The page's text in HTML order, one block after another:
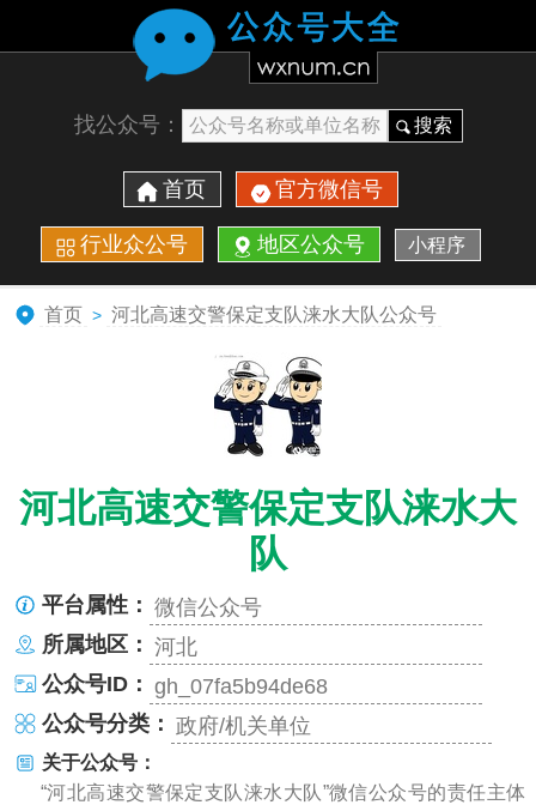
找公众号： 搜索
首页 官方微信号
行业众公号 地区公众号 小程序
首页 > 河北高速交警保定支队涞水大队公众号
河北高速交警保定支队涞水大
队
平台属性： 微信公众号
所属地区： 河北
公众号ID： gh_07fa5b94de68
公众号分类： 政府/机关单位
关于公众号：
“河北高速交警保定支队涞水大队”微信公众号的责任主体